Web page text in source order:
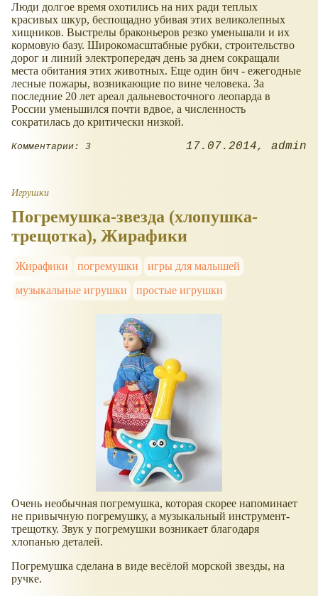
Люди долгое время охотились на них ради теплых
красивых шкур, беспощадно убивая этих великолепных
хищников. Выстрелы браконьеров резко уменьшали и их
кормовую базу. Широкомасштабные рубки, строительство
дорог и линий электропередач день за днем сокращали
места обитания этих животных. Еще один бич - ежегодные
лесные пожары, возникающие по вине человека. За
последние 20 лет ареал дальневосточного леопарда в
России уменьшился почти вдвое, а численность
сократилась до критически низкой.
Комментарии: 3 17.07.2014 admin
Игрушки
Погремушка-звезда (хлопушка-
трещотка), Жирафики
Жирафики погремушки
игры для малышей
музыкальные игрушки
простые игрушки
Очень необычная погремушка, которая скорее напоминает
не привычную погремушку, а музыкальный инструмент-
трещотку. Звук у погремушки возникает благодаря
хлопанью деталей.
Погремушка сделана в виде весёлой морской звезды, на
ручке.